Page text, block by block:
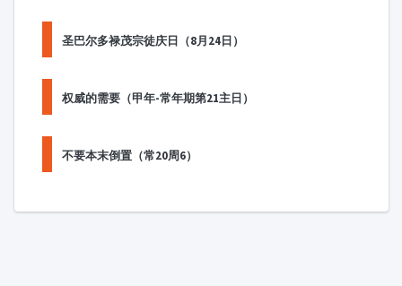
圣巴尔多禄茂宗徒庆日（8月24日）
权威的需要（甲年-常年期第21主日）
不要本末倒置（常20周6）